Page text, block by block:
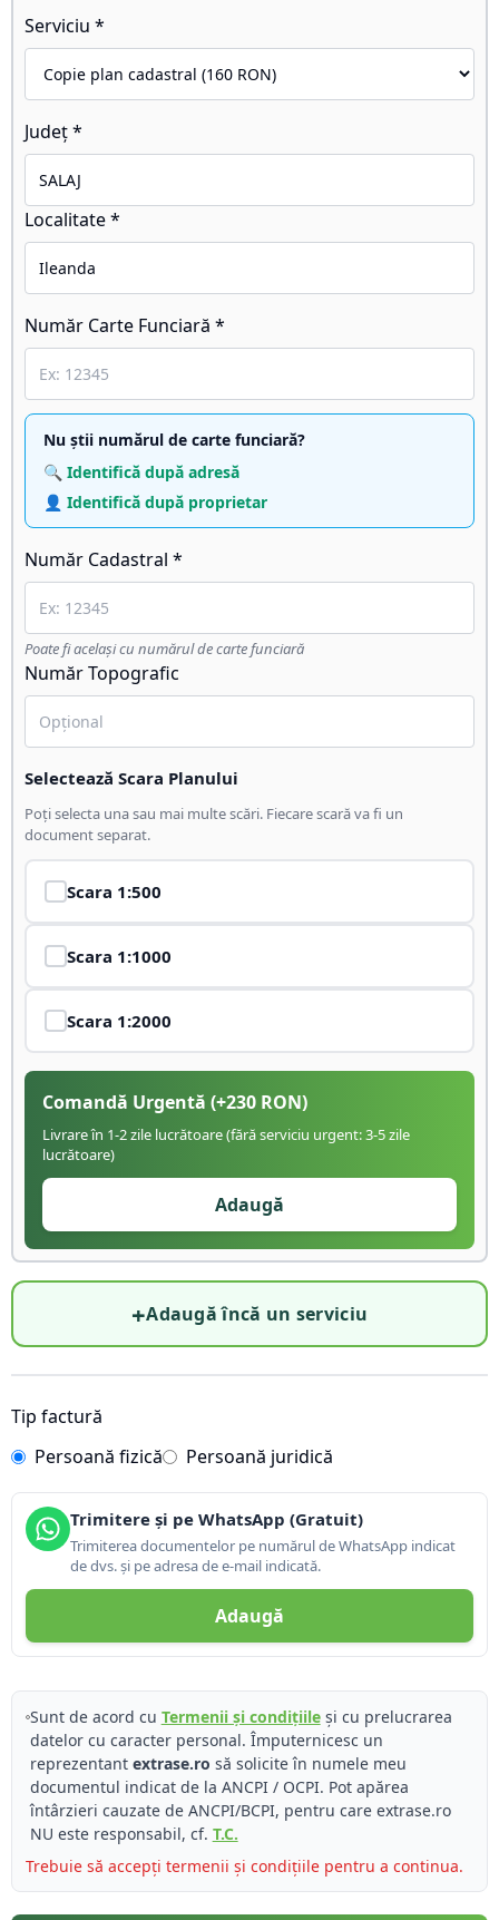
Serviciu *
Județ *
Localitate *
Număr Carte Funciară *
Nu știi numărul de carte funciară?
🔍 Identifică după adresă
👤 Identifică după proprietar
Număr Cadastral *
Poate fi același cu numărul de carte funciară
Număr Topografic
Selectează Scara Planului
Poți selecta una sau mai multe scări. Fiecare scară va fi un
document separat.
Scara 1:500
Scara 1:1000
Scara 1:2000
Comandă Urgentă (+230 RON)
Livrare în 1-2 zile lucrătoare (fără serviciu urgent: 3-5 zile
lucrătoare)
Adaugă
+Adaugă încă un serviciu
Tip factură
Persoană fizică
Persoană juridică
Trimitere și pe WhatsApp (Gratuit)
Trimiterea documentelor pe numărul de WhatsApp indicat
de dvs. și pe adresa de e-mail indicată.
Adaugă
Sunt de acord cu Termenii și condițiileși cu prelucrarea
datelor cu caracter personal. Împuternicesc un
reprezentant extrase.ro să solicite în numele meu
documentul indicat de la ANCPI / OCPI. Pot apărea
întârzieri cauzate de ANCPI/BCPI, pentru care extrase.ro
NU este responsabil, cf. T.C.
Trebuie să accepți termenii și condițiile pentru a continua.